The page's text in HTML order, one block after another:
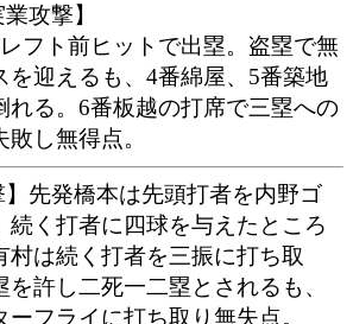
攻撃】
フト前ヒットで出塁。盗塁で無
を迎えるも、4番綿屋、5番築地
れる。6番板越の打席で三塁への
し無得点。
】先発橋本は先頭打者を内野ゴ
続く打者に四球を与えたところ
村は続く打者を三振に打ち取
を許し二死一二塁とされるも、
フライに打ち取り無失点。